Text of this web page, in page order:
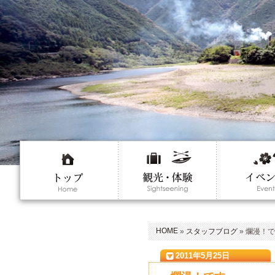
HOME»スタッフブログ» 爛漫！
2011年5月25日